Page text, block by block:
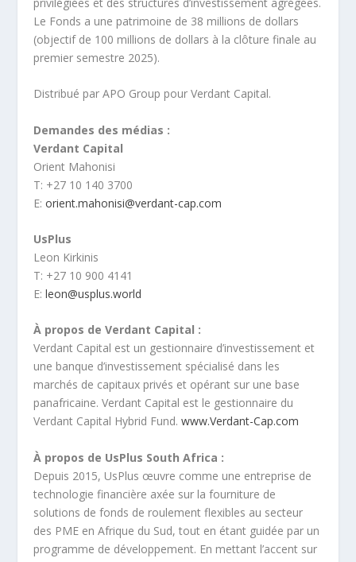
Le Fonds a une patrimoine de 38 millions de dollars
(objectif de 100 millions de dollars à la clôture finale au
premier semestre 2025).
Distribué par APO Group pour Verdant Capital.
Demandes des médias :
Verdant Capital
Orient Mahonisi
T: +27 10 140 3700
E:orient.mahonisi@verdant-cap.com
UsPlus
Leon Kirkinis
T: +27 10 900 4141
E:leon@usplus.world
À propos de Verdant Capital :
Verdant Capital est un gestionnaire d’investissement et
une banque d’investissement spécialisé dans les
marchés de capitaux privés et opérant sur une base
panafricaine. Verdant Capital est le gestionnaire du
Verdant Capital Hybrid Fund.www.Verdant-Cap.com
À propos de UsPlus South Africa :
Depuis 2015, UsPlus œuvre comme une entreprise de
technologie financière axée sur la fourniture de
solutions de fonds de roulement flexibles au secteur
des PME en Afrique du Sud, tout en étant guidée par un
programme de développement. En mettant l’accent sur